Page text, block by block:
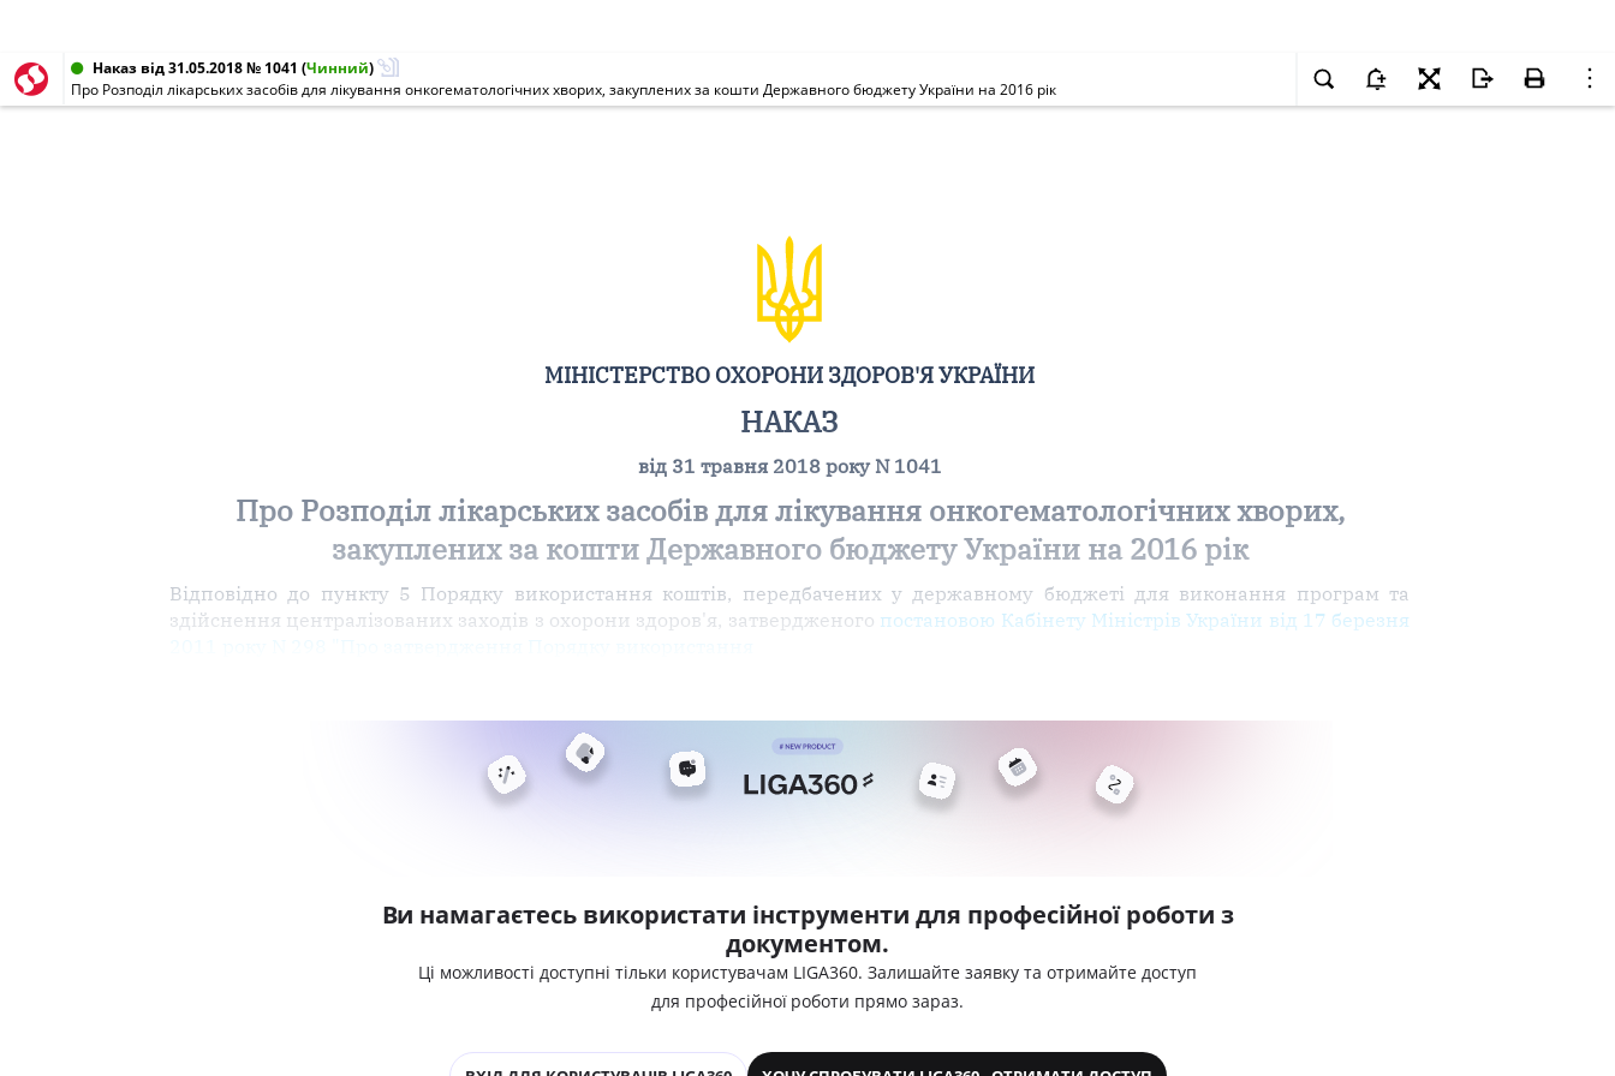
Наказ від 31.05.2018 № 1041 (Чинний)
Про Розподіл лікарських засобів для лікування онкогематологічних хворих, закуплених за кошти Державного бюджету України на 2016 рік
МІНІСТЕРСТВО ОХОРОНИ ЗДОРОВ'Я УКРАЇНИ
НАКАЗ
від 31 травня 2018 року N 1041
Про Розподіл лікарських засобів для лікування онкогематологічних хворих,
закуплених за кошти Державного бюджету України на 2016 рік
Відповідно до пункту 5 Порядку використання коштів, передбачених у державному бюджеті для виконання програм та
здійснення централізованих заходів з охорони здоров'я, затвердженого постановою Кабінету Міністрів України від 17 березня
Ви намагаєтесь використати інструменти для професійної роботи з
документом.
Ці можливості доступні тільки користувачам LIGA360. Залишайте заявку та отримайте доступ
для професійної роботи прямо зараз.